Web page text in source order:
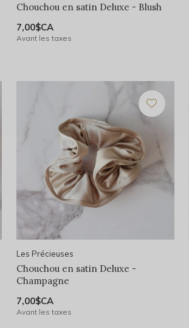
Chouchou en satin Deluxe - Blush
7,00$CA
Avant les taxes
Les Précieuses
Chouchou en satin Deluxe -
Champagne
7,00$CA
Avant les taxes